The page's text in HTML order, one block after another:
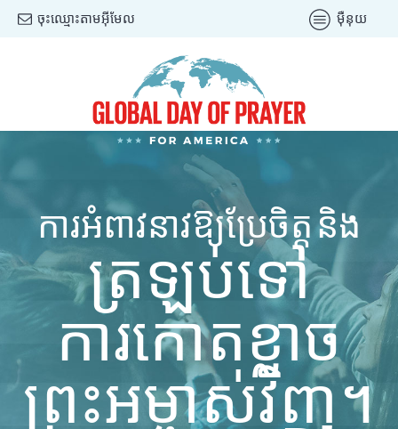
ចុះឈ្មោះតាមអ៊ីមែល ម៉ឺនុយ
ការអំពាវនាវឱ្យប្រែចិត្ត និង
ត្រឡប់ទៅ
ការកោតខ្លាច
ព្រះអម្ចាស់វិញ។